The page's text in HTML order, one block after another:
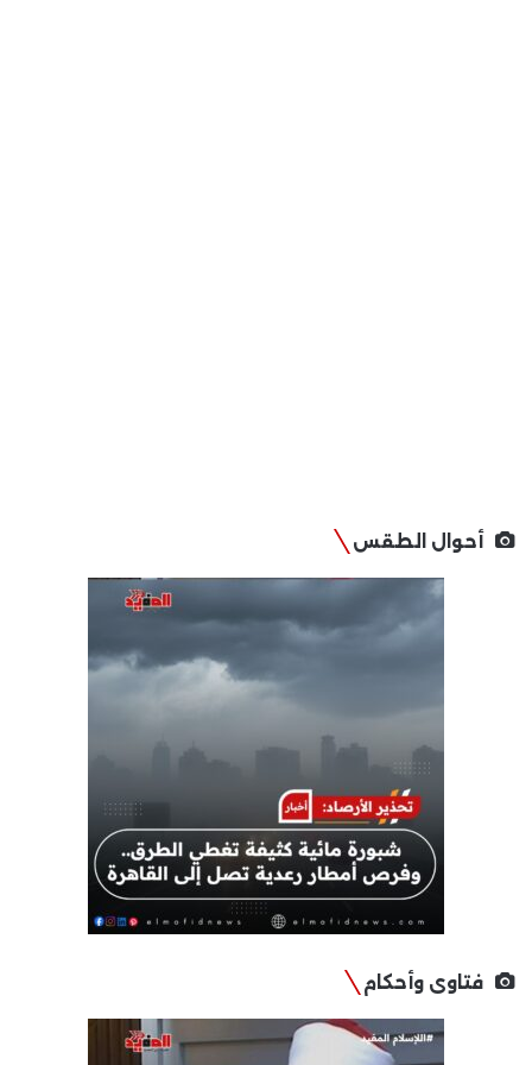
أحوال الطقس
فتاوى وأحكام